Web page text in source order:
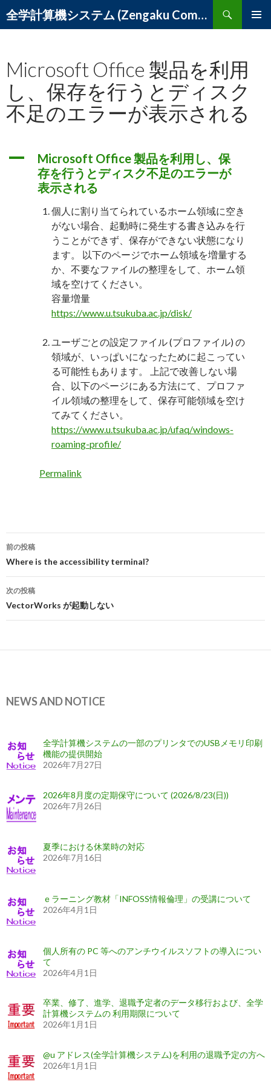
全学計算機システム (Zengaku Computer System) – 筑波大学 学術情報メディアセンター
検
索
ン
ツ
へ
ス
キ
Microsoft Office 製品を利用
し、保存を行うとディスク
不足のエラーが表示される
A
Microsoft Office 製品を利用し、保
存を行うとディスク不足のエラーが
表示される
個人に割り当てられているホーム領域に空き
がない場合、起動時に発生する書き込みを行
うことができず、保存ができない状態になり
ます。 以下のページでホーム領域を増量する
か、不要なファイルの整理をして、ホーム領
域を空けてください。
容量増量
https://www.u.tsukuba.ac.jp/disk/
ユーザごとの設定ファイル (プロファイル) の
領域が、いっぱいになったために起こってい
る可能性もあります。 上記で改善しない場
合、以下のページにある方法にて、プロファ
イル領域の整理をして、保存可能領域を空け
てみてください。
https://www.u.tsukuba.ac.jp/ufaq/windows-
roaming-profile/
Permalink
投
稿
ナ
ビ
ゲ
ー
ン
前の投稿
Where is the accessibility terminal?
次の投稿
VectorWorks が起動しない
NEWS AND NOTICE
全学計算機システムの一部のプリンタでのUSBメモリ印刷
機能の提供開始
2026年7月27日
2026年8月度の定期保守について (2026/8/23(日))
2026年7月26日
夏季における休業時の対応
2026年7月16日
ｅラーニング教材「INFOSS情報倫理」の受講について
2026年4月1日
個人所有の PC 等へのアンチウイルスソフトの導入につい
て
2026年4月1日
卒業、修了、進学、退職予定者のデータ移行および、全学
計算機システムの 利用期限について
2026年1月1日
@u アドレス(全学計算機システム)を利用の退職予定の方へ
2026年1月1日